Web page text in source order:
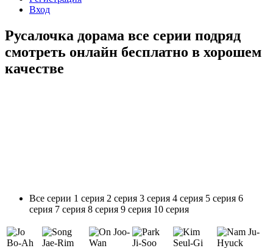
Вход
Русалочка дорама все серии подряд
смотреть онлайн бесплатно в хорошем
качестве
Все серии 1 серия 2 серия 3 серия 4 серия 5 серия 6
серия 7 серия 8 серия 9 серия 10 серия